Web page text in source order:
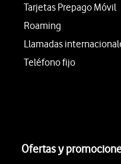
Tarjetas Prepago Móvil
Roaming
Llamadas
Teléfono fijo
Ofertas y